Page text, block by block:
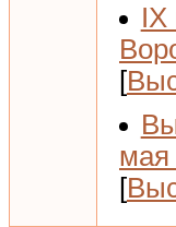
IX
[
мая
[